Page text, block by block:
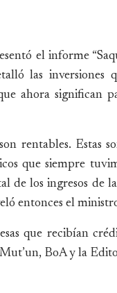
el informe
las
ahora significan
rentables. Estas
que siempre
de los ingresos de
entonces el
que recibían
BoA y la